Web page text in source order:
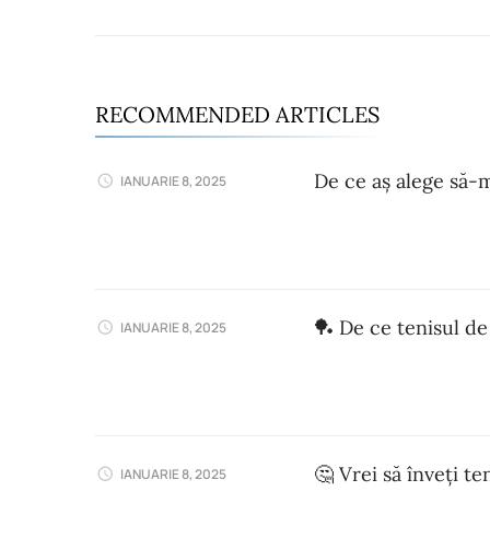
RECOMMENDED ARTICLES
IANUARIE 8, 2025 De ce aș alege
IANUARIE 8, 2025 🏓 De ce tenisul
IANUARIE 8, 2025 🤔 Vrei să înveți